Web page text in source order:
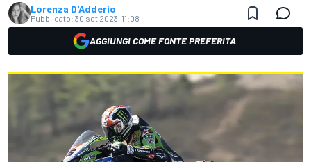
Lorenza D'Adderio
Pubblicato: 30 set 2023, 11:08
AGGIUNGI COME FONTE PREFERITA